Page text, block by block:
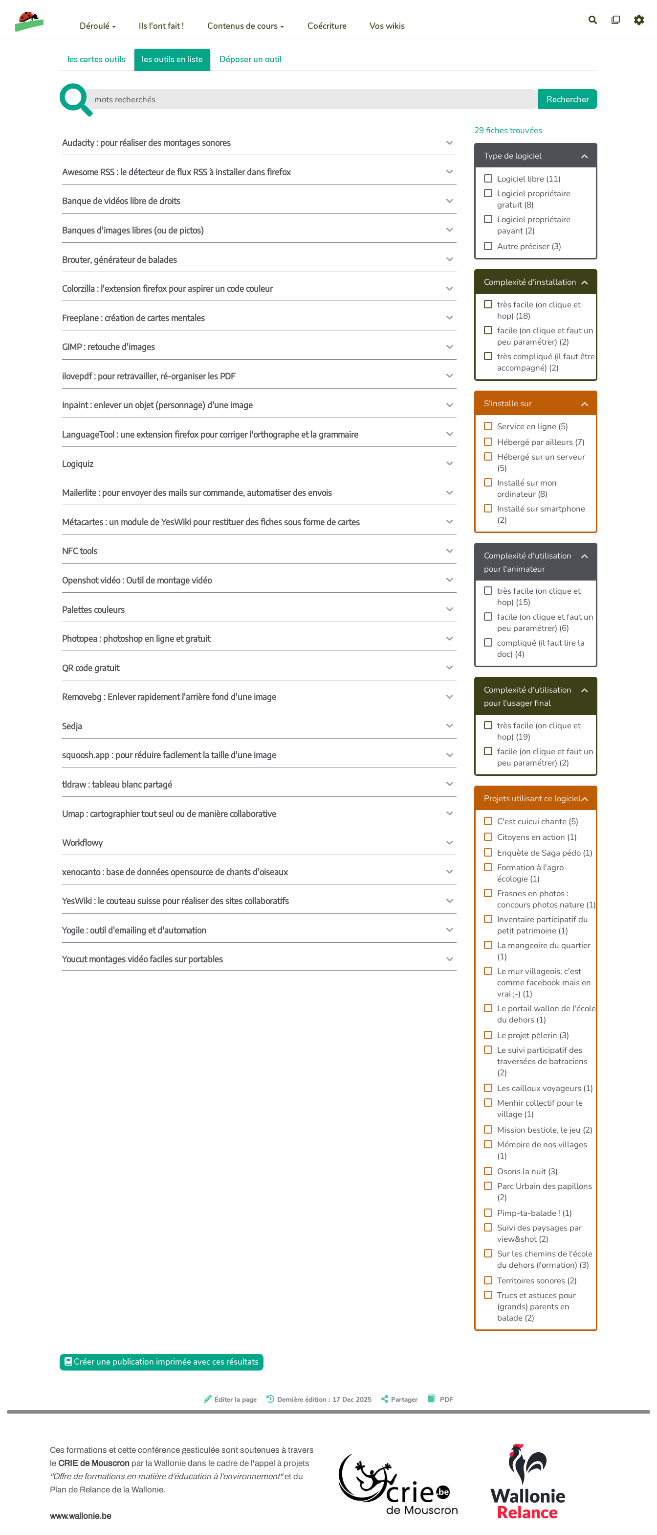
Aller au contenu principal
Déroulé
Ils l'ont fait ! Contenus de cours Coécriture Vos wikis
Rechercher
les cartes outils les outils en liste Déposer un outil
29 fiches trouvées
Type de logiciel
Logiciel libre (11)
Logiciel propriétaire
gratuit (8)
Logiciel propriétaire
payant (2)
Autre préciser (3)
Complexité d'installation
très facile (on clique et
hop) (18)
facile (on clique et faut un
peu paramétrer) (2)
très compliqué (il faut être
accompagné) (2)
S'installe sur
Service en ligne (5)
Hébergé par ailleurs (7)
Hébergé sur un serveur
(5)
Installé sur mon
ordinateur (8)
Installé sur smartphone
(2)
Complexité d'utilisation
pour l'animateur
très facile (on clique et
hop) (15)
facile (on clique et faut un
peu paramétrer) (6)
compliqué (il faut lire la
doc) (4)
Complexité d'utilisation
pour l'usager final
très facile (on clique et
hop) (19)
facile (on clique et faut un
peu paramétrer) (2)
Projets utilisant ce logiciel
C'est cuicui chante (5)
Citoyens en action (1)
Enquète de Saga pédo (1)
Formation à l'agro-
écologie (1)
Frasnes en photos :
concours photos nature (1)
Inventaire participatif du
petit patrimoine (1)
La mangeoire du quartier
(1)
Le mur villageois, c'est
comme facebook mais en
vrai ;-) (1)
Le portail wallon de l'école
du dehors (1)
Le projet pèlerin (3)
Le suivi participatif des
traversées de batraciens
(2)
Les cailloux voyageurs (1)
Menhir collectif pour le
village (1)
Mission bestiole, le jeu (2)
Mémoire de nos villages
(1)
Osons la nuit (3)
Parc Urbain des papillons
(2)
Pimp-ta-balade ! (1)
Suivi des paysages par
view&shot (2)
Sur les chemins de l'école
du dehors (formation) (3)
Territoires sonores (2)
Trucs et astuces pour
(grands) parents en
balade (2)
Audacity : pour réaliser des montages sonores
Awesome RSS : le détecteur de flux RSS à installer dans firefox
Banque de vidéos libre de droits
Banques d'images libres (ou de pictos)
Brouter, générateur de balades
Colorzilla : l'extension firefox pour aspirer un code couleur
Freeplane : création de cartes mentales
GIMP : retouche d'images
ilovepdf : pour retravailler, ré-organiser les PDF
Inpaint : enlever un objet (personnage) d'une image
LanguageTool : une extension firefox pour corriger l'orthographe et la grammaire
Logiquiz
Mailerlite : pour envoyer des mails sur commande, automatiser des envois
Métacartes : un module de YesWiki pour restituer des fiches sous forme de cartes
NFC tools
Openshot vidéo : Outil de montage vidéo
Palettes couleurs
Photopea : photoshop en ligne et gratuit
QR code gratuit
Removebg : Enlever rapidement l'arrière fond d'une image
Sedja
squoosh.app : pour réduire facilement la taille d'une image
tldraw : tableau blanc partagé
Umap : cartographier tout seul ou de manière collaborative
Workflowy
xenocanto : base de données opensource de chants d'oiseaux
YesWiki : le couteau suisse pour réaliser des sites collaboratifs
Yogile : outil d'emailing et d'automation
Youcut montages vidéo faciles sur portables
Créer une publication imprimée avec ces résultats
Éditer la page Dernière édition : 17 Dec 2025 Partager PDF